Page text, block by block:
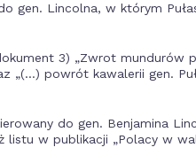
gen. Lincolna, w którym
3) „Zwrot mundurów
„(…) powrót kawalerii gen.
do gen. Benjamina
listu w publikacji „Polacy w